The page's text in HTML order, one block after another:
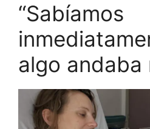
“Sabíamos
algo andaba